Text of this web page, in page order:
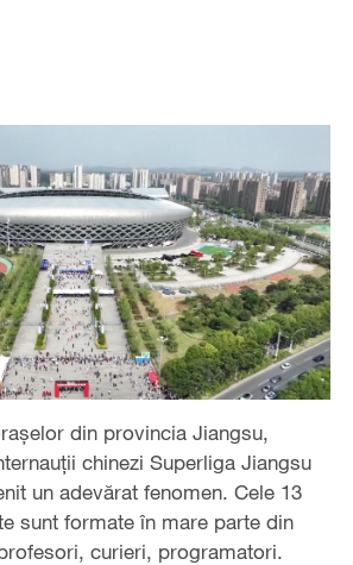
din provincia Jiangsu,
chinezi Superliga Jiangsu
un adevărat fenomen. Cele 13
sunt formate în mare parte din
curieri, programatori.